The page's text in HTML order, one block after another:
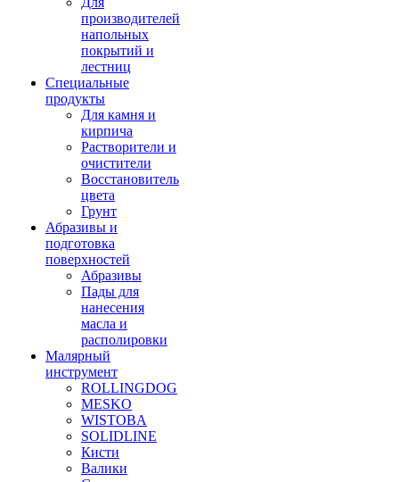
производителей
напольных
покрытий и
лестниц
Специальные
продукты
Для камня и
кирпича
Растворители и
очистители
Восстановитель
цвета
Грунт
Абразивы и
подготовка
поверхностей
Абразивы
Пады для
нанесения
масла и
располировки
Малярный
инструмент
ROLLINGDOG
MESKO
WISTOBA
SOLIDLINE
Кисти
Валики